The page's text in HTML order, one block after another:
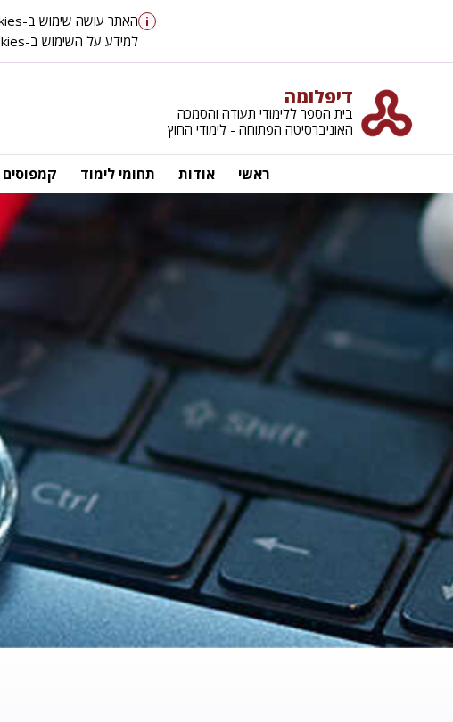
i האתר עושה שימוש ב-cookies כדי לספק לך חוויית גלישה טובה יותר, וכן למטרות סטטיסטיקה, אפיון ושיווק.
למידע על השימוש ב-cookies ועל מדיניות הפרטיות המעודכנת,
דיפלומה
בית הספר ללימודי תעודה והסמכה
האוניברסיטה הפתוחה - לימודי החוץ
ראשי אודות תחומי לימוד קמפוסים